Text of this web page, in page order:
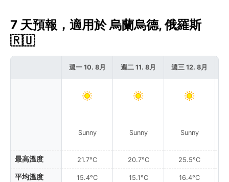
7 天預報，適用於 烏蘭烏德, 俄羅斯
🇷🇺
最高溫度
平均溫度
週一 10. 8月
Sunny
21.7°C
15.4°C
週二 11. 8月
Sunny
20.7°C
15.1°C
週三 12. 8月
Sunny
25.5°C
16.4°C